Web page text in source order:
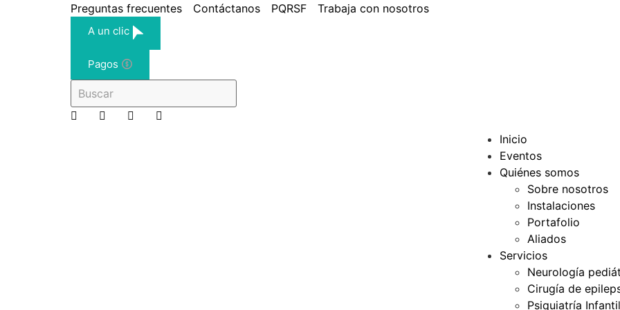
Preguntas frecuentes Contáctanos PQRSF Trabaja con nosotros
A un clic
Pagos
Inicio
Eventos
Quiénes somos
Sobre nosotros
Instalaciones
Portafolio
Aliados
Servicios
Neurología
Cirugía de
Psiquiatría Infantil